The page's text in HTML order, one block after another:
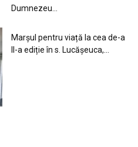
Dumnezeu…
Marșul pentru viață la cea de-a
II-a ediție în s. Lucășeuca,...